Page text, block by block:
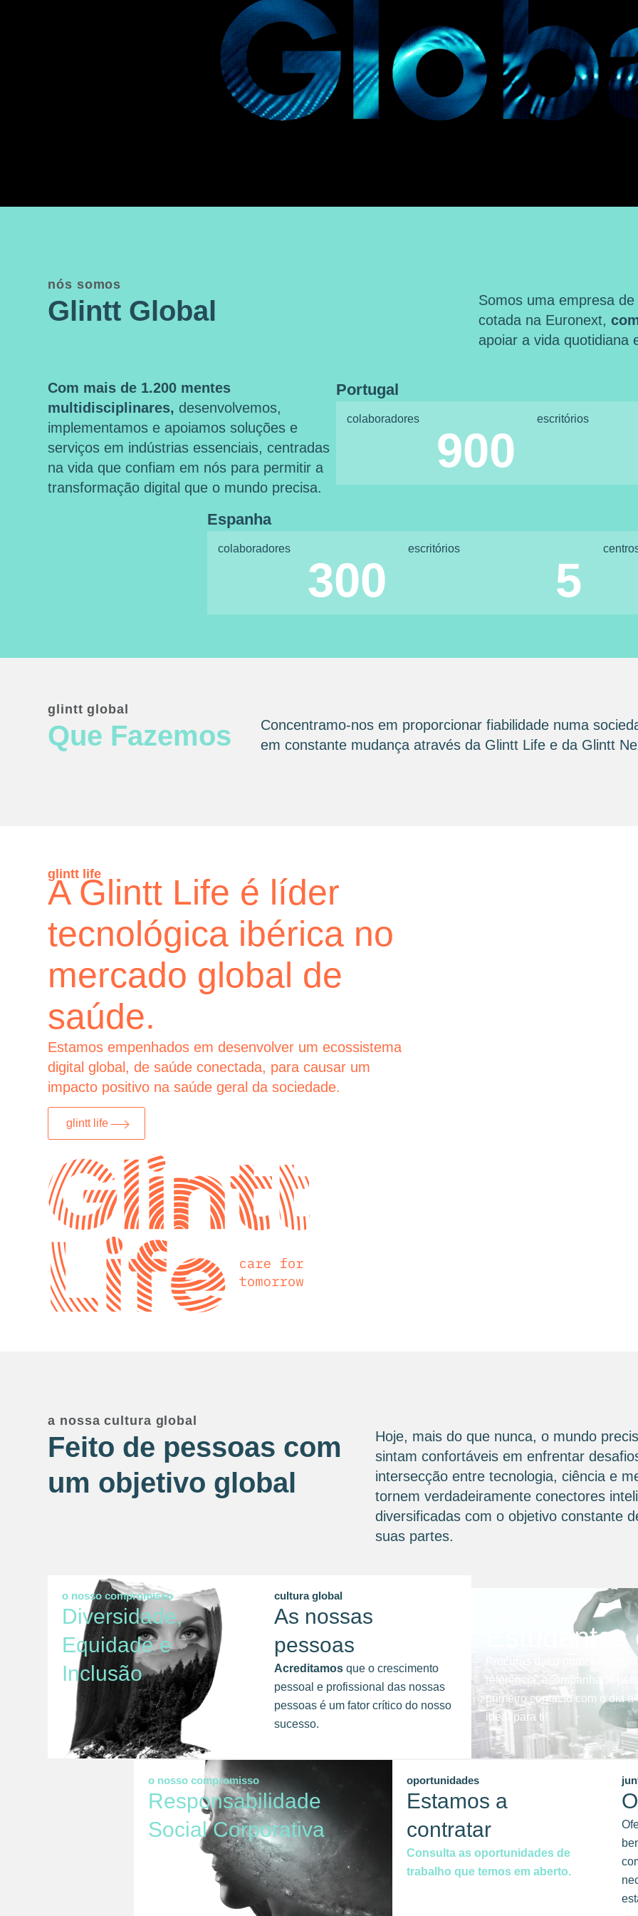
nós somos
Glintt Global
Somos uma empresa
cotada na Euronext,
apoiar a vida quotidiana
Com mais de 1.200 mentes
multidisciplinares, desenvolvemos,
implementamos e apoiamos soluções e
serviços em indústrias essenciais, centradas
na vida que confiam em nós para permitir a
transformação digital que o mundo precisa.
Portugal
colaboradores
900
escritórios
Espanha
colaboradores
300
escritórios
5
glintt global
Que Fazemos
Concentramo-nos em proporcionar fiabilidade numa
em constante mudança através da Glintt Life e da Glintt
glintt life
A Glintt Life é líder
tecnológica ibérica no
mercado global de
saúde.
Estamos empenhados em desenvolver um ecossistema
digital global, de saúde conectada, para causar um
impacto positivo na saúde geral da sociedade.
glintt life
a nossa cultura global
Feito de pessoas com
um objetivo global
Hoje, mais do que nunca, o mundo
sintam confortáveis ​​em enfrentar
intersecção entre tecnologia, ciência e
tornem verdadeiramente conectores
diversificadas com o objetivo constante
suas partes.
o nosso compromisso
Diversidade,
Equidade e
Inclusão
cultura global
As nossas
pessoas
Acreditamosque o crescimento
pessoal e profissional das nossas
pessoas é um fator crítico do nosso
sucesso.
Estudantes
Procuras dar o primeiro
referência, acompanhado
primeiro contacto com o dia a
ideal para ti!
o nosso compromisso
Responsabilidade
Social Corporativa
oportunidades
Estamos a
contratar
Consulta as oportunidades de
trabalho que temos em aberto.